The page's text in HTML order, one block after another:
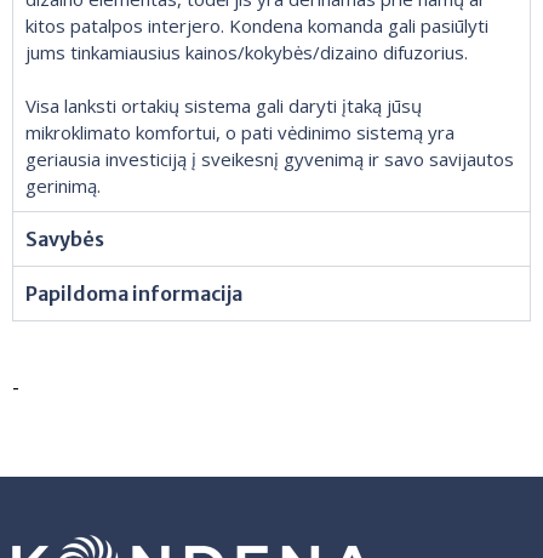
kitos patalpos interjero. Kondena komanda gali pasiūlyti
jums tinkamiausius kainos/kokybės/dizaino difuzorius.
Visa lanksti ortakių sistema gali daryti įtaką jūsų
mikroklimato komfortui, o pati vėdinimo sistemą yra
geriausia investiciją į sveikesnį gyvenimą ir savo savijautos
gerinimą.
Savybės
Papildoma informacija
-